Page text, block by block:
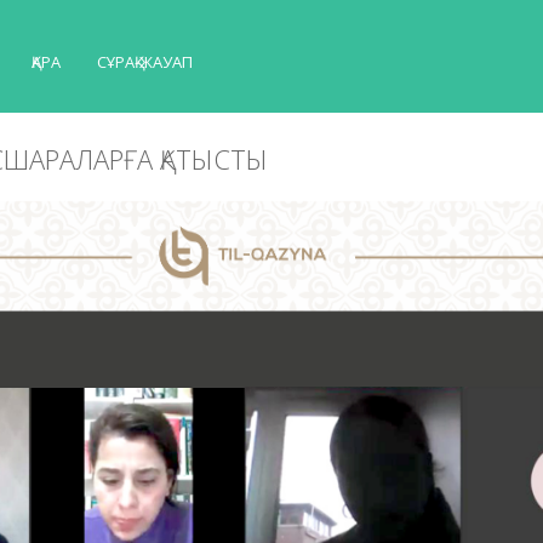
ҚАРА СҰРАҚ-ЖАУАП
ҚАТЫСТЫ